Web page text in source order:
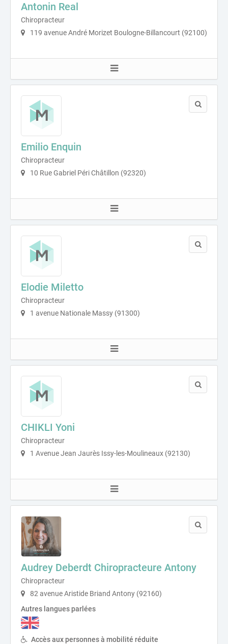
Antonin Real
Chiropracteur
119 avenue André Morizet Boulogne-Billancourt (92100)
Emilio Enquin
Chiropracteur
10 Rue Gabriel Péri Châtillon (92320)
Elodie Miletto
Chiropracteur
1 avenue Nationale Massy (91300)
CHIKLI Yoni
Chiropracteur
1 Avenue Jean Jaurès Issy-les-Moulineaux (92130)
Audrey Deberdt Chiropracteure Antony
Chiropracteur
82 avenue Aristide Briand Antony (92160)
Autres langues parlées
Accès aux personnes à mobilité réduite